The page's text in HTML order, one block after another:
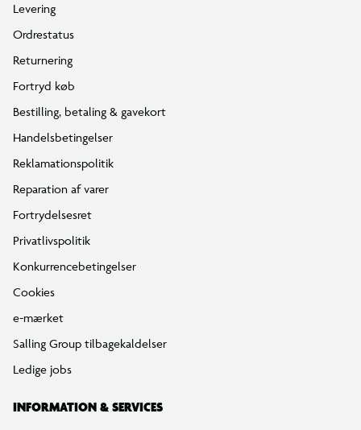
Levering
Ordrestatus
Returnering
Fortryd køb
Bestilling, betaling & gavekort
Handelsbetingelser
Reklamationspolitik
Reparation af varer
Fortrydelsesret
Privatlivspolitik
Konkurrencebetingelser
Cookies
e-mærket
Salling Group tilbagekaldelser
Ledige jobs
INFORMATION & SERVICES